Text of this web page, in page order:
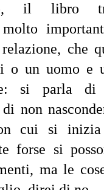
il libro
che
o un uomo e
si parla di
di non
cui si
forse si
ma le